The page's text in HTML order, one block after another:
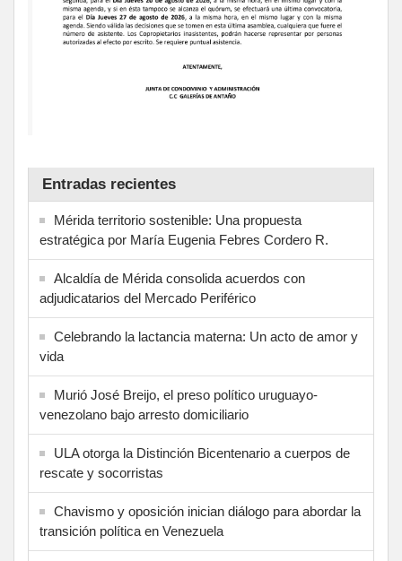
Entradas recientes
Mérida territorio sostenible: Una propuesta
estratégica por María Eugenia Febres Cordero R.
Alcaldía de Mérida consolida acuerdos con
adjudicatarios del Mercado Periférico
Celebrando la lactancia materna: Un acto de amor y
vida
Murió José Breijo, el preso político uruguayo-
venezolano bajo arresto domiciliario
ULA otorga la Distinción Bicentenario a cuerpos de
rescate y socorristas
Chavismo y oposición inician diálogo para abordar la
transición política en Venezuela